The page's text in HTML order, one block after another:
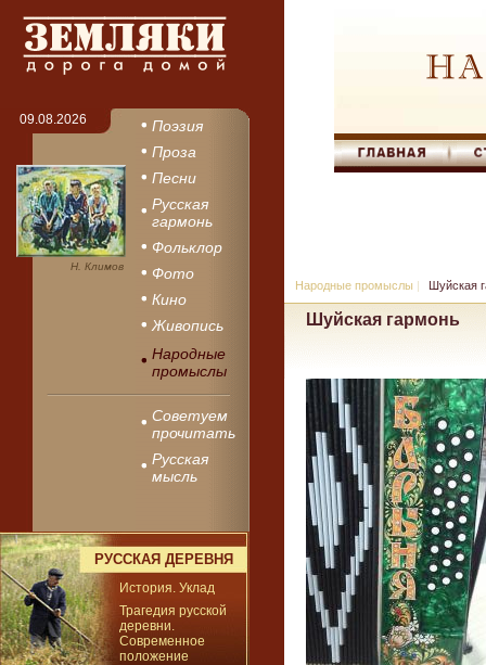
09.08.2026
Н. Климов
Поэзия
Проза
Песни
Русская
гармонь
Фольклор
Фото
Кино
Живопись
Народные
промыслы
Советуем
прочитать
Русская
мысль
РУССКАЯ ДЕРЕВНЯ
История. Уклад
Трагедия русской
деревни.
Современное
положение
Народные промыслы | Шуйская
Шуйская гармонь